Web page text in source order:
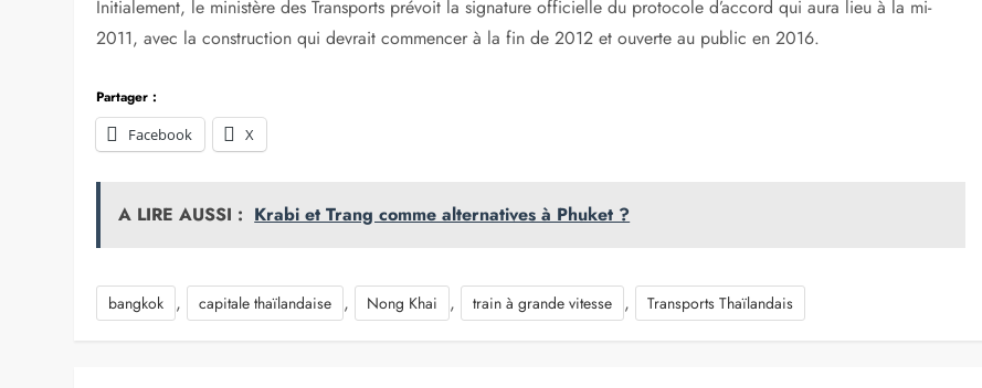
Initialement, le ministère des Transports prévoit la signature officielle du protocole d’accord qui aura lieu à la mi-
2011, avec la construction qui devrait commencer à la fin de 2012 et ouverte au public en 2016.
Partager :
Facebook
X
A LIRE AUSSI : Krabi et Trang comme alternatives à Phuket ?
bangkok , capitale thaïlandaise , Nong Khai , train à grande vitesse , Transports Thaïlandais